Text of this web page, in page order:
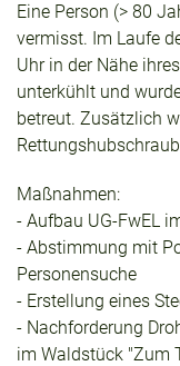
Eine Person (> 80
vermisst. Im Laufe
Uhr in der Nähe
unterkühlt und
betreut. Zusätzlich
Maßnahmen:
- Aufbau UG-FwEL
- Abstimmung mit
Personensuche
- Erstellung eines
- Nachforderung
im Waldstück "Zum